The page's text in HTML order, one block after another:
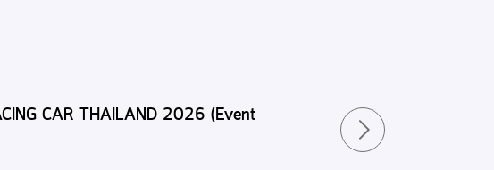
CAR THAILAND 2026 (Event